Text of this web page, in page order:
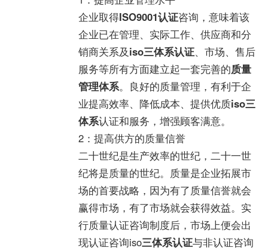
企业取得ISO9001认证咨询，意味着该
企业已在管理、实际工作、供应商和分
销商关系及iso三体系认证、市场、售后
服务等所有方面建立起一套完善的质量
管理体系。良好的质量管理，有利于企
业提高效率、降低成本、提供优质iso三
体系认证和服务，增强顾客满意。
2：提高供方的质量信誉
二十世纪是生产效率的世纪，二十一世
纪将是质量的世纪。质量是企业拓展市
场的首要战略，因为有了质量信誉就会
赢得市场，有了市场就会获得效益。实
行质量认证咨询制度后，市场上便会出
现认证咨询iso三体系认证与非认证咨询